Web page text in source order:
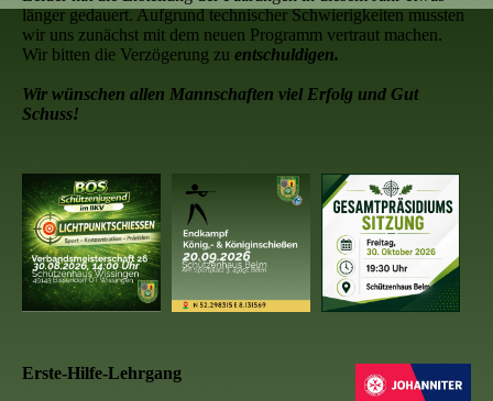
länger gedauert. Aufgrund technischer Schwierigkeiten mussten
wir uns zunächst mit dem neuen Programm vertraut machen.
Wir bitten die Verzögerung zu entschuldigen.
Wir wünschen allen Mannschaften viel Erfolg und Gut
Schuss!
Erste-Hilfe-Lehrgang